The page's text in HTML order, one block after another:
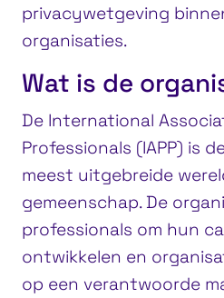
privacywetgeving
organisaties.
Wat is de
De International
Professionals (IAPP) is
meest uitgebreide
gemeenschap. De
professionals om hun
ontwikkelen en
op een verantwoorde